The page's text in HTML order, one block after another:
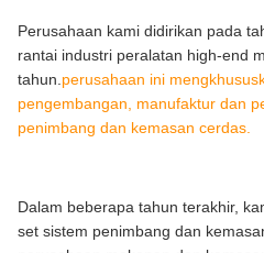
Perusahaan kami didirikan pada
rantai industri peralatan high-end
tahun.perusahaan ini
pengembangan, manufaktur dan
penimbang dan kemasan cerdas.
Dalam beberapa tahun terakhir,
set sistem penimbang dan